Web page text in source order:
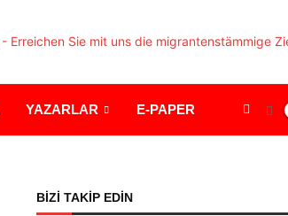
YAZARLAR E-PAPER
BİZİ TAKİP EDİN